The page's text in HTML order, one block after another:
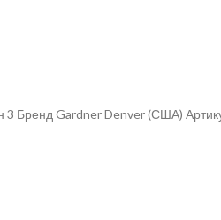
Бренд Gardner Denver (США)